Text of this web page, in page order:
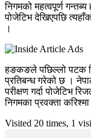
निगमको महत्वपूर्ण
पोजेटिभ देखिएपछि
।
हङकङले पछिल्लो पटक
प्रतिबन्ध गरेको छ ।
परीक्षण गर्दा पोजेटिभ
निगमका प्रवक्ता
Visited 20 times, 1